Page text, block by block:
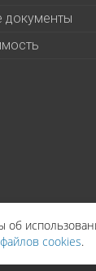
документы
об
cookies.